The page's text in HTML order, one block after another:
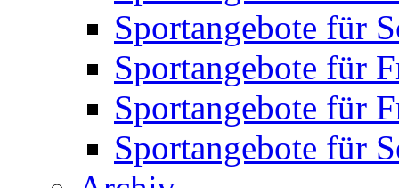
Sportangebote für
Sportangebote für
Sportangebote für
Sportangebote für